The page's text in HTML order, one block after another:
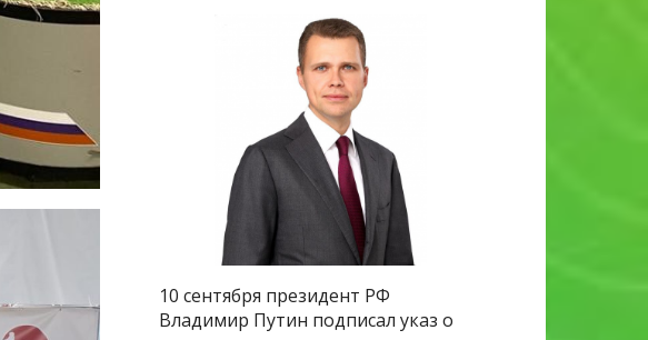
10 сентября президент РФ
Владимир Путин подписал указ о